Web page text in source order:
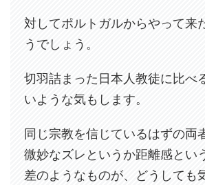
対してポルトガルからやって来
うでしょう。
切羽詰まった日本人教徒に比べ
いような気もします。
同じ宗教を信じているはずの両
微妙なズレというか距離感とい
差のようなものが、どうしても